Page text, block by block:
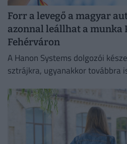
Forr a levegő a magyar
azonnal leállhat a munka
Fehérváron
A Hanon Systems dolgozói
sztrájkra, ugyanakkor továbbra